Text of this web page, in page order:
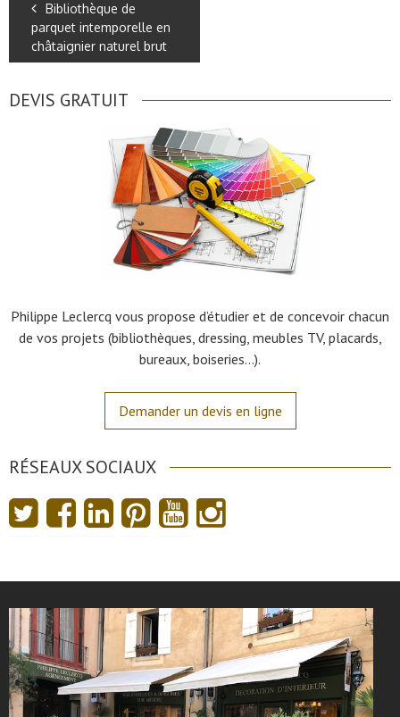
Bibliothèque de
parquet intemporelle en
châtaignier naturel brut
DEVIS GRATUIT
Philippe Leclercq vous propose d’étudier et de concevoir chacun
de vos projets (bibliothèques, dressing, meubles TV, placards,
bureaux, boiseries…).
Demander un devis en ligne
RÉSEAUX SOCIAUX